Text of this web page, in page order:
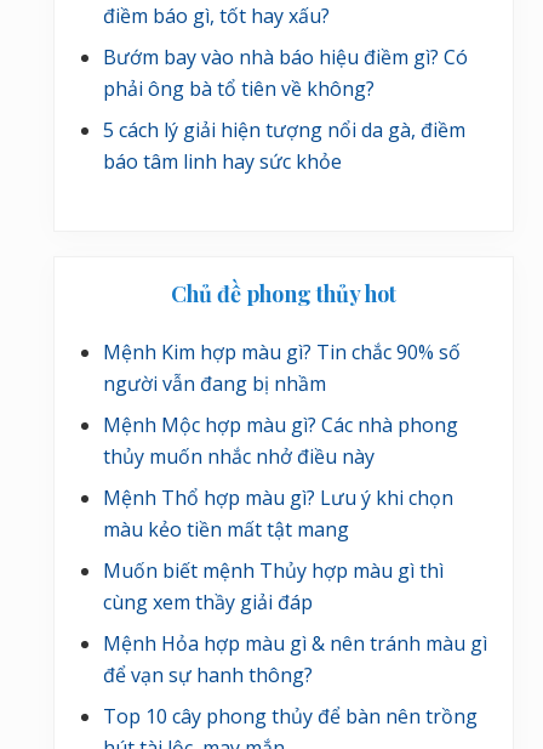
điềm báo gì, tốt hay xấu?
Bướm bay vào nhà báo hiệu điềm gì? Có
phải ông bà tổ tiên về không?
5 cách lý giải hiện tượng nổi da gà, điềm
báo tâm linh hay sức khỏe
Chủ đề phong thủy hot
Mệnh Kim hợp màu gì? Tin chắc 90% số
người vẫn đang bị nhầm
Mệnh Mộc hợp màu gì? Các nhà phong
thủy muốn nhắc nhở điều này
Mệnh Thổ hợp màu gì? Lưu ý khi chọn
màu kẻo tiền mất tật mang
Muốn biết mệnh Thủy hợp màu gì thì
cùng xem thầy giải đáp
Mệnh Hỏa hợp màu gì & nên tránh màu gì
để vạn sự hanh thông?
Top 10 cây phong thủy để bàn nên trồng